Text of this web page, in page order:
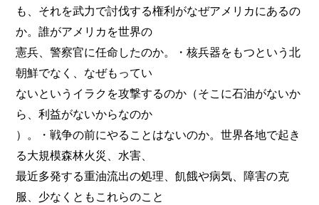
も、それを武力で討伐する権利がなぜアメリカにあるの
か。誰がアメリカを世界の
憲兵、警察官に任命したのか。・核兵器をもつという北
朝鮮でなく、なぜもってい
ないというイラクを攻撃するのか（そこに石油がないか
ら、利益がないからなのか
）。・戦争の前にやることはないのか。世界各地で起き
る大規模森林火災、水害、
最近多発する重油流出の処理、飢餓や病気、障害の克
服、少なくともこれらのこと